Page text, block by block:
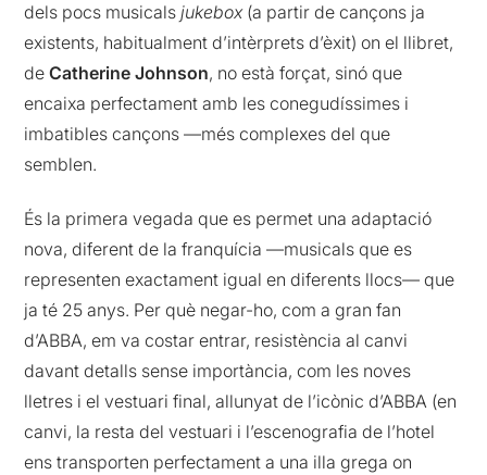
dels pocs musicalsjukebox(a partir de cançons ja
existents, habitualment d’intèrprets d’èxit) on el llibret,
deCatherine Johnson, no està forçat, sinó que
encaixa perfectament amb les conegudíssimes i
imbatibles cançons —més complexes del que
semblen.
És la primera vegada que es permet una adaptació
nova, diferent de la franquícia —musicals que es
representen exactament igual en diferents llocs— que
ja té 25 anys. Per què negar-ho, com a gran fan
d’ABBA, em va costar entrar, resistència al canvi
davant detalls sense importància, com les noves
lletres i el vestuari final, allunyat de l’icònic d’ABBA (en
canvi, la resta del vestuari i l’escenografia de l’hotel
ens transporten perfectament a una illa grega on